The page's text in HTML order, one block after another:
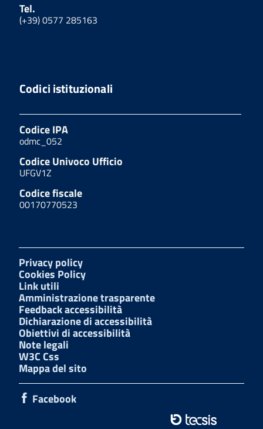
Tel.
(+39) 0577 285163
Codici istituzionali
Codice IPA
odmc_052
Codice Univoco Ufficio
UFGV1Z
Codice fiscale
00170770523
Privacy policy
Cookies Policy
Link utili
Amministrazione trasparente
Feedback accessibilità
Dichiarazione di accessibilità
Obiettivi di accessibilità
Note legali
W3C Css
Mappa del sito
Facebook